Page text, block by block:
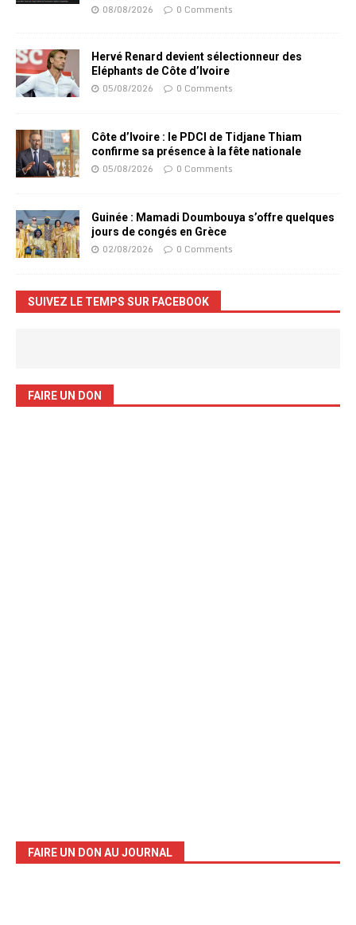
08/08/2026 0 Comments
Hervé Renard devient sélectionneur des
Eléphants de Côte d’Ivoire
05/08/2026 0 Comments
Côte d’Ivoire : le PDCI de Tidjane Thiam
confirme sa présence à la fête nationale
05/08/2026 0 Comments
Guinée : Mamadi Doumbouya s’offre quelques
jours de congés en Grèce
02/08/2026 0 Comments
SUIVEZ LE TEMPS SUR FACEBOOK
FAIRE UN DON
FAIRE UN DON AU JOURNAL